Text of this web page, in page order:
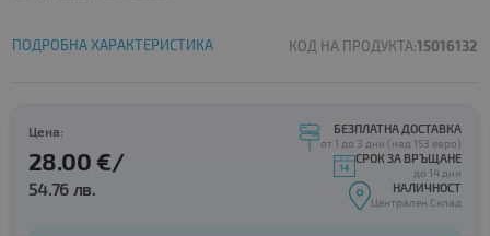
ПОДРОБНА ХАРАКТЕРИСТИКА КОД НА ПРОДУКТА:15016132
Цена:
28.00 €/
54.76 лв.
БЕЗПЛАТНА ДОСТАВКА
от 1 до 3 дни (над 153 евро)
СРОК ЗА ВРЪЩАНЕ
до 14 дни
НАЛИЧНОСТ
Централен Склад